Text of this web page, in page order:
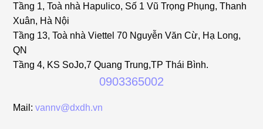
Tầng 1, Toà nhà Hapulico, Số 1 Vũ Trọng Phụng, Thanh
Xuân, Hà Nội
Tầng 13, Toà nhà Viettel 70 Nguyễn Văn Cừ, Hạ Long,
QN
Tầng 4, KS SoJo,7 Quang Trung,TP Thái Bình.
0903365002
Mail:vannv@dxdh.vn